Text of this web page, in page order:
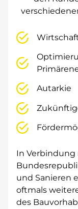
Autarkie
In
und Sanieren
oftmals
des